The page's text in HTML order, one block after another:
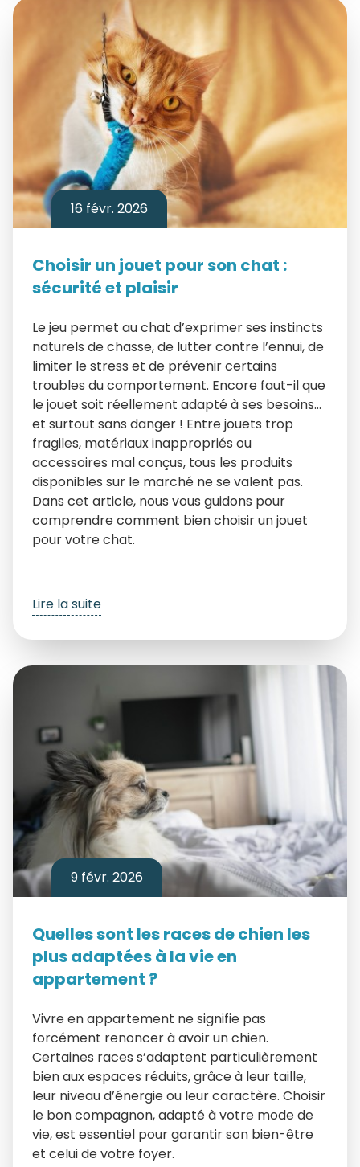
16 févr. 2026
Choisir un jouet pour son chat :
sécurité et plaisir
Le jeu permet au chat d’exprimer ses instincts
naturels de chasse, de lutter contre l’ennui, de
limiter le stress et de prévenir certains
troubles du comportement. Encore faut-il que
le jouet soit réellement adapté à ses besoins…
et surtout sans danger ! Entre jouets trop
fragiles, matériaux inappropriés ou
accessoires mal conçus, tous les produits
disponibles sur le marché ne se valent pas.
Dans cet article, nous vous guidons pour
comprendre comment bien choisir un jouet
pour votre chat.
Lire la suite
9 févr. 2026
Quelles sont les races de chien les
plus adaptées à la vie en
appartement ?
Vivre en appartement ne signifie pas
forcément renoncer à avoir un chien.
Certaines races s’adaptent particulièrement
bien aux espaces réduits, grâce à leur taille,
leur niveau d’énergie ou leur caractère. Choisir
le bon compagnon, adapté à votre mode de
vie, est essentiel pour garantir son bien-être
et celui de votre foyer.